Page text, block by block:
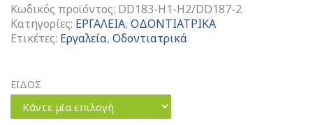
Κωδικός προϊόντος: DD183-H1-H2/DD187-2
Κατηγορίες: ΕΡΓΑΛΕΙΑ, ΟΔΟΝΤΙΑΤΡΙΚΑ
Ετικέτες: Εργαλεία, Οδοντιατρικά
ΕΙΔΟΣ
Κάντε μία επιλογή